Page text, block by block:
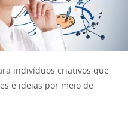
indivíduos criativos que
e ideias por meio de